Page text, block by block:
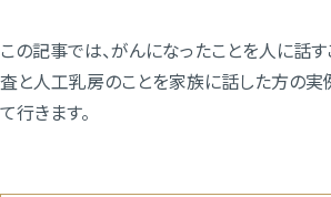
この記事では、がんになったことを人に話
査と人工乳房のことを家族に話した方の
て行きます。